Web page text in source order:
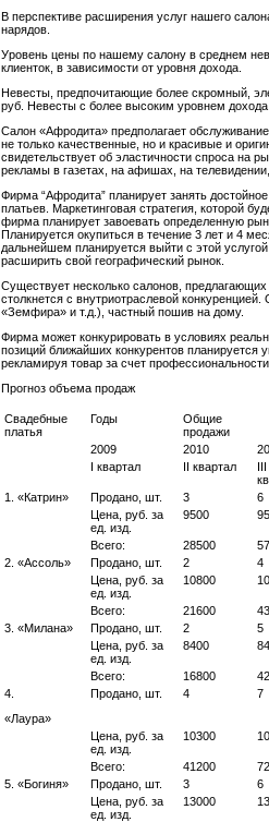
В перспективе расширения услуг нашего
нарядов.
Уровень цены по нашему салону в среднем
клиенток, в зависимости от уровня дохода.
Невесты, предпочитающие более скромный,
руб. Невесты с более высоким уровнем
Салон «Афродита» предполагает
не только качественные, но и красивые и
свидетельствует об эластичности спроса на
рекламы в газетах, на афишах, на
Фирма “Афродита” планирует занять
платьев. Маркетинговая стратегия, которой
фирма планирует завоевать определенную
Планируется окупиться в течение 3 лет и 4
дальнейшем планируется выйти с этой
расширить свой географический рынок.
Существует несколько салонов,
столкнется с внутриотраслевой
«Земфира» и т.д.), частный пошив на дому.
Фирма может конкурировать в условиях
позиций ближайших конкурентов планируется
рекламируя товар за счет
Прогноз объема продаж
Свадебные
платья
Годы
Общие
продажи
2009
2010
I квартал
II квартал
III
1. «Катрин»
Продано, шт. 3
6
Цена, руб. за
ед. изд.
9500
Всего: 28500
2. «Ассоль»
Продано, шт. 2
4
Цена, руб. за
ед. изд.
10800
Всего: 21600
3. «Милана»
Продано, шт. 2
5
Цена, руб. за
ед. изд.
8400
Всего: 16800
4.
«Лаура»
Продано, шт. 4 7
Цена, руб. за
ед. изд.
10300
Всего: 41200
5. «Богиня»
Продано, шт. 3
6
Цена, руб. за
ед. изд.
13000